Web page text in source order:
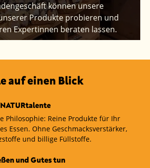
können unsere
Produkte probieren und
Expertinnen beraten lassen.
auf einen Blick
NATURtalente
Philosophie: Reine Produkte für Ihr
Essen. Ohne Geschmacksverstärker,
und billige Füllstoffe.
und Gutes tun